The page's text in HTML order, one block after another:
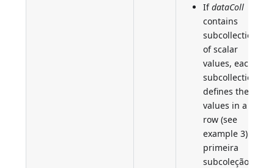
IfdataColl
contains
subcollections
of scalar
values, each
subcollection
defines the
values in a
row (see
example 3). A
primeira
subcoleção